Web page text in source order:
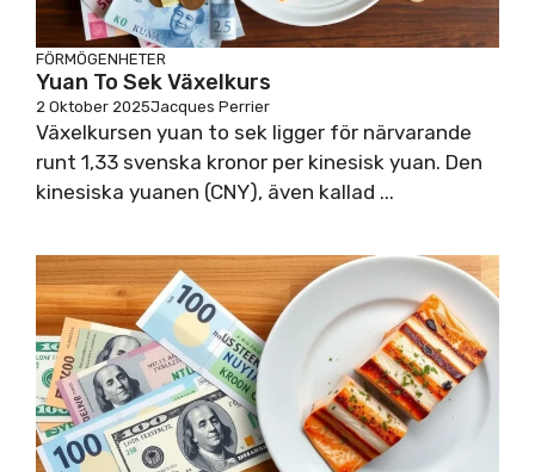
FÖRMÖGENHETER
Yuan To Sek Växelkurs
2 Oktober 2025Jacques Perrier
Växelkursen yuan to sek ligger för närvarande
runt 1,33 svenska kronor per kinesisk yuan. Den
kinesiska yuanen (CNY), även kallad ...